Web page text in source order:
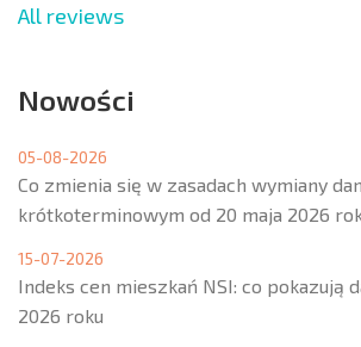
All reviews
Nowości
05-08-2026
Co zmienia się w zasadach wymiany
krótkoterminowym od 20 maja 2026
15-07-2026
Indeks cen mieszkań NSI: co pokazują
2026 roku